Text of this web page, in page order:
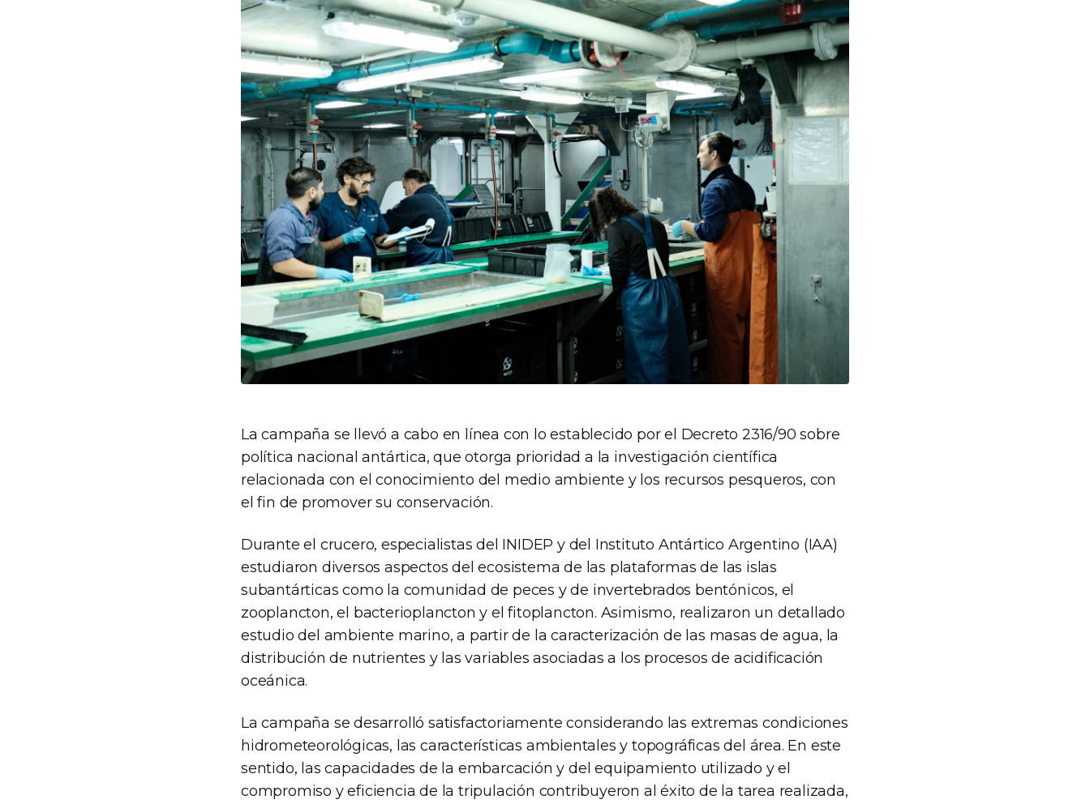
La campaña se llevó a cabo en línea con lo establecido por el Decreto 2316/90 sobre
política nacional antártica, que otorga prioridad a la investigación científica
relacionada con el conocimiento del medio ambiente y los recursos pesqueros, con
el fin de promover su conservación.
Durante el crucero, especialistas del INIDEP y del Instituto Antártico Argentino (IAA)
estudiaron diversos aspectos del ecosistema de las plataformas de las islas
subantárticas como la comunidad de peces y de invertebrados bentónicos, el
zooplancton, el bacterioplancton y el fitoplancton. Asimismo, realizaron un detallado
estudio del ambiente marino, a partir de la caracterización de las masas de agua, la
distribución de nutrientes y las variables asociadas a los procesos de acidificación
oceánica.
La campaña se desarrolló satisfactoriamente considerando las extremas condiciones
hidrometeorológicas, las características ambientales y topográficas del área. En este
sentido, las capacidades de la embarcación y del equipamiento utilizado y el
compromiso y eficiencia de la tripulación contribuyeron al éxito de la tarea realizada,